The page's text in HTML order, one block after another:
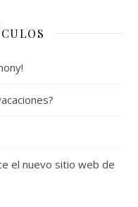
el nuevo sitio web de